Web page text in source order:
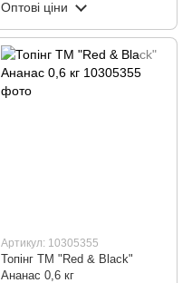
Оптові ціни
Артикул: 10305355
Топінг ТМ "Red & Black"
Ананас 0,6 кг